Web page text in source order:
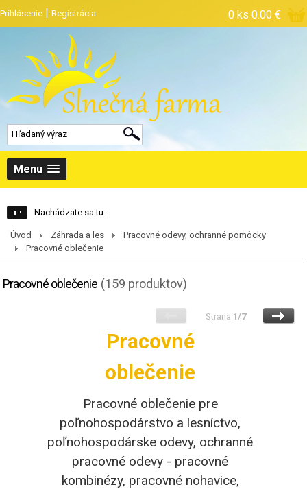
Prihlásenie | Registrácia 0 ks 0.00 €
Menu
Nachádzate sa tu:
Úvod Záhrada a les
Pracovné odevy, ochranné pomôcky
Pracovné oblečenie
Pracovné oblečenie (159 produktov)
Strana 1/7
Pracovné
oblečenie
Pracovné oblečenie pre
poľnohospodárstvo a lesníctvo,
poľnohospodárske odevy, ochranné
pracovné odevy - pracovné
kombinézy, pracovné nohavice,